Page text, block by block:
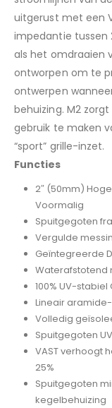
uitgerust met een
impedantie tussen
als het omdraaien
ontworpen om te
ontwerpen
behuizing. M2
gebruik te maken
“sport” grille-inzet.
Functies
2″ (50mm)
Voormalig
Spuitgegoten
Vergulde
Geïntegreerde
100% UV-
Lineair
Volledig
Spuitgegoten
VAST verhoogt
25%
Spuitgegoten
kegelbehuizing